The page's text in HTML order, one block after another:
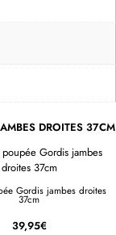
DROITES 37CM
Gordis jambes droites
37cm
39,95€